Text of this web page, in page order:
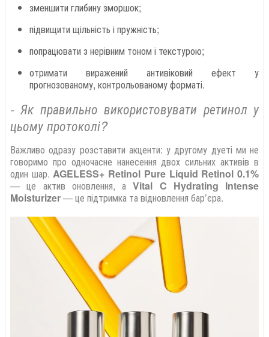
зменшити глибину зморшок;
підвищити щільність і пружність;
попрацювати з нерівним тоном і текстурою;
отримати виражений антивіковий ефект у
прогнозованому, контрольованому форматі.
-Як правильно використовувати ретинол у
цьому протоколі?
Важливо одразу розставити акценти: у другому дуеті ми не
говоримо про одночасне нанесення двох сильних активів в
один шар.AGELESS+ Retinol Pure Liquid Retinol 0.1%
— це актив оновлення, аVital C Hydrating Intense
Moisturizer— це підтримка та відновлення бар’єра.